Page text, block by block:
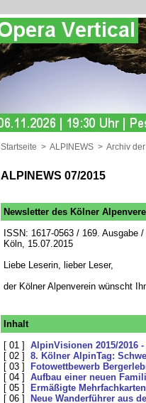
Startseite > ALPINEWS > Archiv
ALPINEWS 07/2015
Newsletter des Kölner
ISSN: 1617-0563 / 169. Ausgabe
Köln, 15.07.2015
Liebe Leserin, lieber Leser,
der Kölner Alpenverein wünscht
Inhalt
[ 01 ] AlpinVisionen 2015/2016
[ 02 ] 8. Kölner AlpinTag:
[ 03 ]
Fotowettbewerb
[ 04 ] Aufbau einer neuen
[ 05 ]
Ermäßigte
[ 06 ]
Neue Wanderführer aus